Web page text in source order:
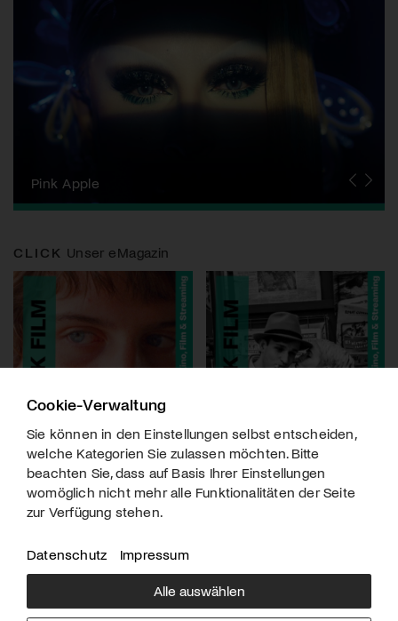
Zurich Film Festival
Pink Apple
Locarno Film Festival
Human Rights Film Festival Zurich
Yesh! Neues aus der jüdischen Filmwelt
Neuchâtel International Fantastic Film Festival
Visions du Réel
Berlinale
Solothurner Filmtage
Geneva International Film Festival
CLICK Unser eMagazin
Cookie-Verwaltung
Sie können in den Einstellungen selbst entscheiden,
welche Kategorien Sie zulassen möchten. Bitte
beachten Sie, dass auf Basis Ihrer Einstellungen
womöglich nicht mehr alle Funktionalitäten der Seite
zur Verfügung stehen.
Datenschutz Impressum
Alle auswählen